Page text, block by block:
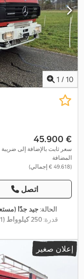
1 / 10
‏45.900 €
سعر ثابت بالإضافة إلى ضريبة
المضافة
(‏49.618 € إجمالي)
اتصل
الحالة:جيد جدًا
قدرة:250 كيلوواط (339,91 حصان)
إعلان صغير